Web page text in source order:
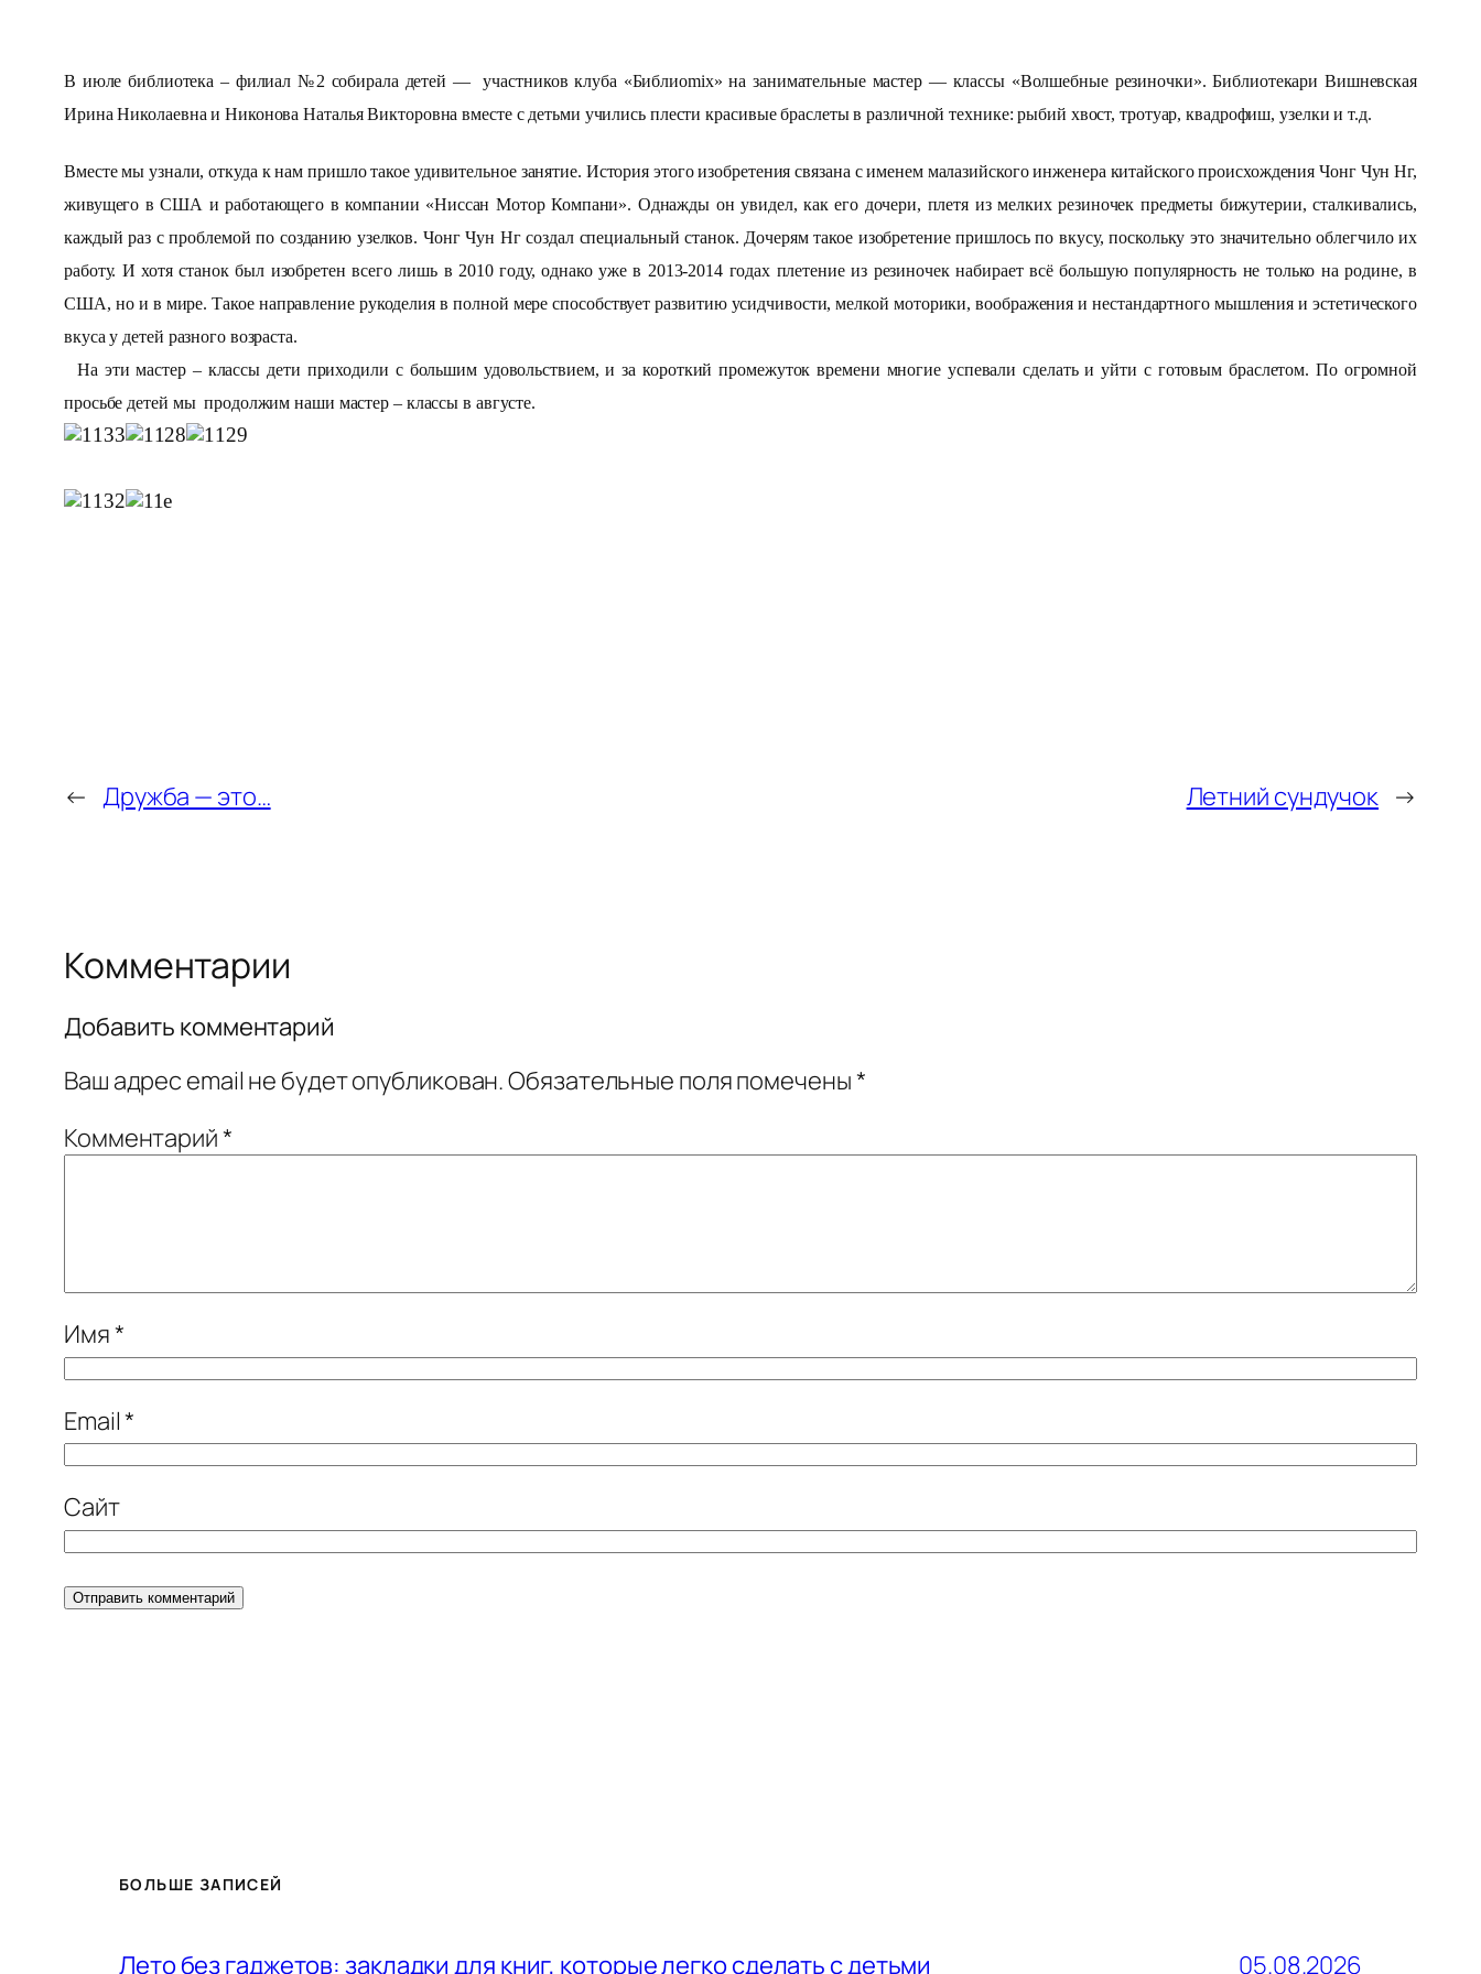
В июле библиотека – филиал №2 собирала детей — участников клуба «Библиоmix» на занимательные мастер — классы «Волшебные резиночки». Библиотекари Вишневская
Ирина Николаевна и Никонова Наталья Викторовна вместе с детьми учились плести красивые браслеты в различной технике: рыбий хвост, тротуар, квадрофиш, узелки и т.д.
Вместе мы узнали, откуда к нам пришло такое удивительное занятие. История этого изобретения связана с именем малазийского инженера китайского происхождения Чонг Чун Нг,
живущего в США и работающего в компании «Ниссан Мотор Компани». Однажды он увидел, как его дочери, плетя из мелких резиночек предметы бижутерии, сталкивались,
каждый раз с проблемой по созданию узелков. Чонг Чун Нг создал специальный станок. Дочерям такое изобретение пришлось по вкусу, поскольку это значительно облегчило их
работу. И хотя станок был изобретен всего лишь в 2010 году, однако уже в 2013-2014 годах плетение из резиночек набирает всё большую популярность не только на родине, в
США, но и в мире. Такое направление рукоделия в полной мере способствует развитию усидчивости, мелкой моторики, воображения и нестандартного мышления и эстетического
вкуса у детей разного возраста.
На эти мастер – классы дети приходили с большим удовольствием, и за короткий промежуток времени многие успевали сделать и уйти с готовым браслетом. По огромной
просьбе детей мы продолжим наши мастер – классы в августе.
← Дружба — это… Летний сундучок →
Комментарии
Добавить комментарий
Ваш адрес email не будет опубликован.Обязательные поля помечены*
Комментарий*
Имя*
Email*
Сайт
БОЛЬШЕ ЗАПИСЕЙ
Лето без гаджетов: закладки для книг, которые легко сделать с детьми 05.08.2026